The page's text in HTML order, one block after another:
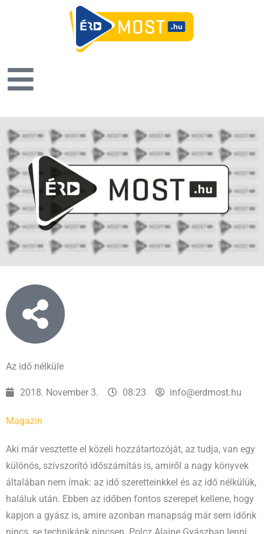
Az idő nélküle
2018. November 3. 08:23 info@erdmost.hu
Magazin
Aki már vesztette el közeli hozzátartozóját, az tudja, van egy
különös, szívszorító időszámítás is, amiről a nagy könyvek
általában nem írnak: az idő szeretteinkkel és az idő nélkülük,
haláluk után. Ebben az időben fontos szerepet kellene, hogy
kapjon a gyász is, amire azonban manapság már sem időnk